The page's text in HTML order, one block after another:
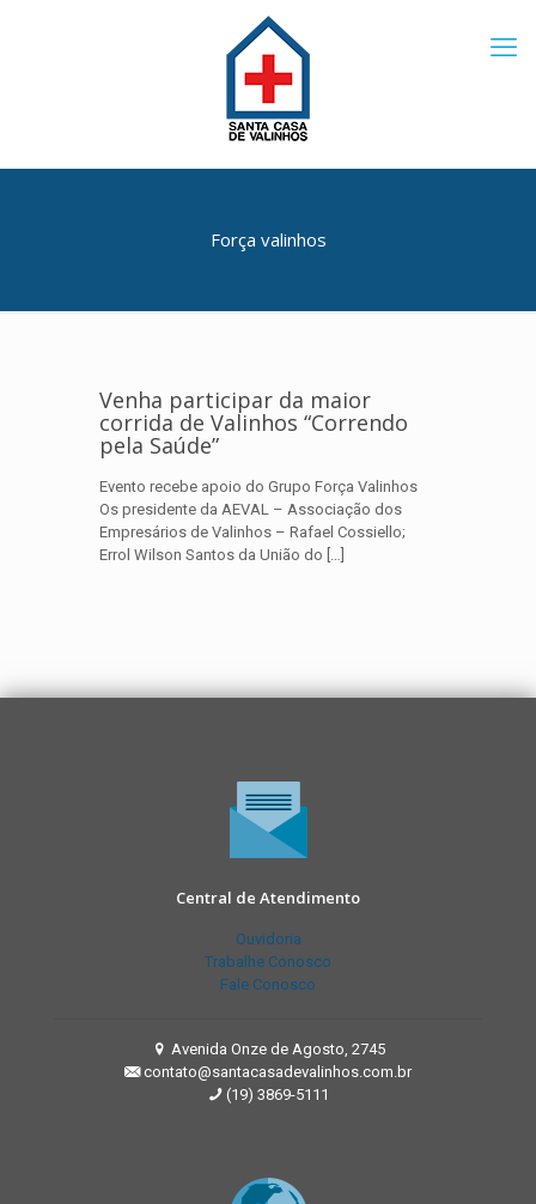
Força valinhos
Venha participar da maior
corrida de Valinhos “Correndo
pela Saúde”
Evento recebe apoio do Grupo Força Valinhos
Os presidente da AEVAL – Associação dos
Empresários de Valinhos – Rafael Cossiello;
Errol Wilson Santos da União do […]
Central de Atendimento
Ouvidoria
Trabalhe Conosco
Fale Conosco
Avenida Onze de Agosto, 2745
contato@santacasadevalinhos.com.br
(19) 3869-5111